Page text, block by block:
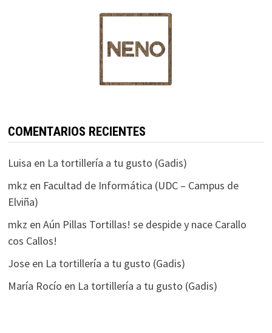
COMENTARIOS RECIENTES
Luisa en La tortillería a tu gusto (Gadis)
mkz en Facultad de Informática (UDC – Campus de
Elviña)
mkz en Aún Pillas Tortillas! se despide y nace Carallo
cos Callos!
Joseen La tortillería a tu gusto (Gadis)
María Rocío en La tortillería a tu gusto (Gadis)